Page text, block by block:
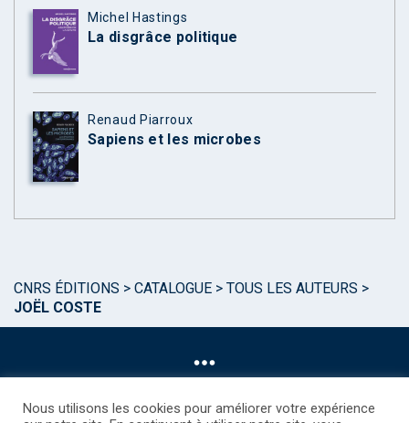
Michel Hastings
La disgrâce politique
Renaud Piarroux
Sapiens et les microbes
CNRS ÉDITIONS > CATALOGUE > TOUS LES AUTEURS >
JOËL COSTE
Nous utilisons les cookies pour améliorer votre expérience